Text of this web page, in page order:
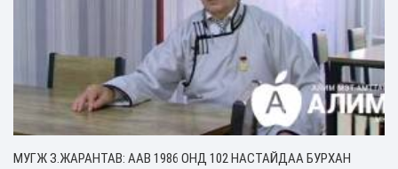
МУГЖ З.ЖАРАНТАВ: ААВ 1986 ОНД 102 НАСТАЙДАА БУРХАН